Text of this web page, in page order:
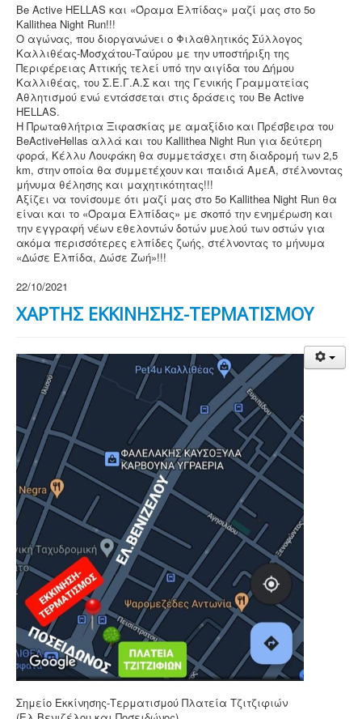
Be Active HELLAS και «Όραμα Ελπίδας» μαζί μας στο 5ο
Kallithea Night Run!!!
Ο αγώνας, που διοργανώνει ο Φιλαθλητικός Σύλλογος
Καλλιθέας-Μοσχάτου-Ταύρου με την υποστήριξη της
Περιφέρειας Αττικής τελεί υπό την αιγίδα του Δήμου
Καλλιθέας, του Σ.Ε.Γ.Α.Σ και της Γενικής Γραμματείας
Αθλητισμού ενώ εντάσσεται στις δράσεις του Be Active
HELLAS.
Η Πρωταθλήτρια Ξιφασκίας με αμαξίδιο και Πρέσβειρα του
BeActiveHellas αλλά και του Kallithea Night Run για δεύτερη
φορά, Κέλλυ Λουφάκη θα συμμετάσχει στη διαδρομή των 2,5
km, στην οποία θα συμμετέχουν και παιδιά ΑμεΑ, στέλνοντας
μήνυμα θέλησης και μαχητικότητας!!!
Αξίζει να τονίσουμε ότι μαζί μας στο 5ο Kallithea Night Run θα
είναι και το «Όραμα Ελπίδας» με σκοπό την ενημέρωση και
την εγγραφή νέων εθελοντών δοτών μυελού των οστών για
ακόμα περισσότερες ελπίδες ζωής, στέλνοντας το μήνυμα
«Δώσε Ελπίδα, Δώσε Ζωή»!!!
22/10/2021
ΧΑΡΤΗΣ ΕΚΚΙΝΗΣΗΣ-ΤΕΡΜΑΤΙΣΜΟΥ
Σημείο Εκκίνησης-Τερματισμού Πλατεία Τζιτζιφιών